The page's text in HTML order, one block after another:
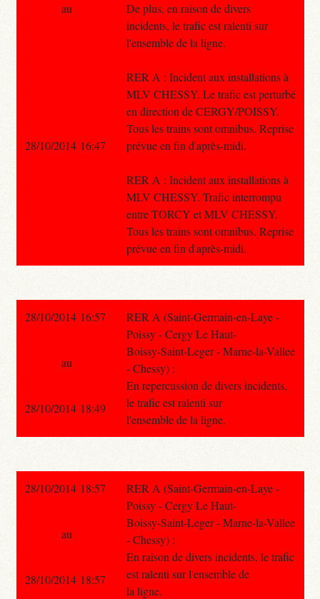
De plus, en raison de divers
incidents, le trafic est ralenti sur
l'ensemble de la ligne.
RER A : Incident aux installations à
MLV CHESSY. Le trafic est perturbé
en direction de CERGY/POISSY.
Tous les trains sont omnibus. Reprise
prévue en fin d'après-midi.
RER A : Incident aux installations à
MLV CHESSY. Trafic interrompu
entre TORCY et MLV CHESSY.
Tous les trains sont omnibus. Reprise
prévue en fin d'après-midi.
au
28/10/2014 16:47
28/10/2014 16:57
RER A (Saint-Germain-en-Laye -
Poissy - Cergy Le Haut-
Boissy-Saint-Leger - Marne-la-Vallee
- Chessy) :
En repercussion de divers incidents,
le trafic est ralenti sur
l'ensemble de la ligne.
au
28/10/2014 18:49
28/10/2014 18:57
RER A (Saint-Germain-en-Laye -
Poissy - Cergy Le Haut-
Boissy-Saint-Leger - Marne-la-Vallee
- Chessy) :
En raison de divers incidents, le trafic
est ralenti sur l'ensemble de
la ligne.
au
28/10/2014 18:57